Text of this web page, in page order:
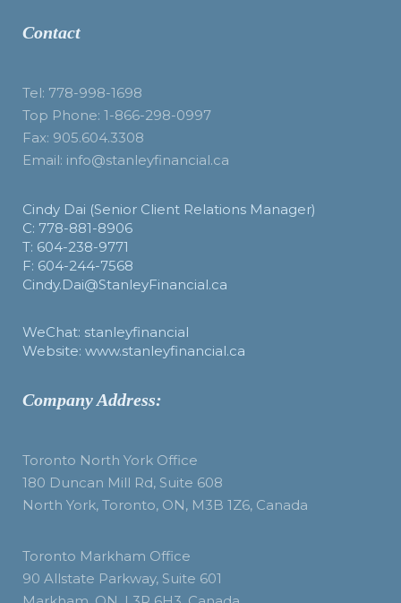
Contact
Tel: 778-998-1698
Top Phone: 1-866-298-0997
Fax: 905.604.3308
Email: info@stanleyfinancial.ca
Cindy Dai (Senior Client Relations Manager)
C: 778-881-8906
T: 604-238-9771
F: 604-244-7568
Cindy.Dai@StanleyFinancial.ca
WeChat: stanleyfinancial
Website: www.stanleyfinancial.ca
Company Address:
Toronto North York Office
180 Duncan Mill Rd, Suite 608
North York, Toronto, ON, M3B 1Z6, Canada
Toronto Markham Office
90 Allstate Parkway, Suite 601